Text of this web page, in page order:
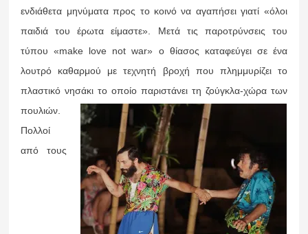
ενδιάθετα μηνύματα προς το κοινό να αγαπήσει γιατί «όλοι
παιδιά του έρωτα είμαστε». Μετά τις παροτρύνσεις του
τύπου «make love not war» ο θίασος καταφεύγει σε ένα
λουτρό καθαρμού με τεχνητή βροχή που πλημμυρίζει το
πλαστικό νησάκι το οποίο παριστάνει τη ζούγκλα-χώρα των
πουλιών.
Πολλοί
από τους